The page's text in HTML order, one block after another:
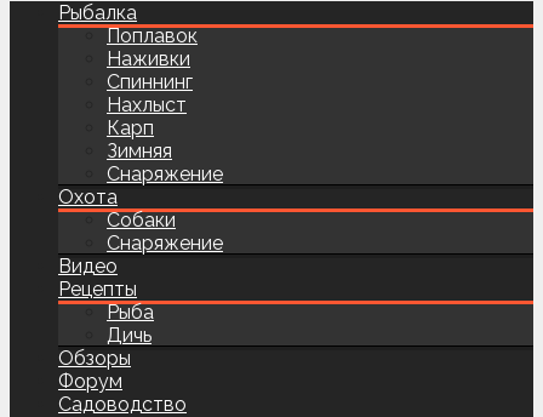
Рыбалка
Поплавок
Наживки
Спиннинг
Нахлыст
Карп
Зимняя
Снаряжение
Охота
Собаки
Снаряжение
Видео
Рецепты
Рыба
Дичь
Обзоры
Форум
Садоводство